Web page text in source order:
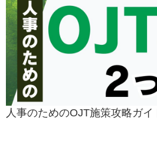
人事のためのOJT施策攻略ガイ